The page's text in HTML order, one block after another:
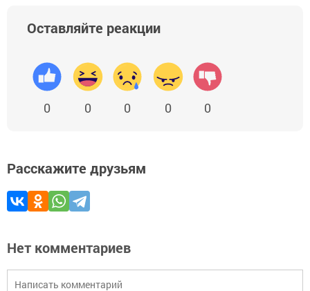
Оставляйте реакции
0 0 0 0 0
Расскажите друзьям
Нет комментариев